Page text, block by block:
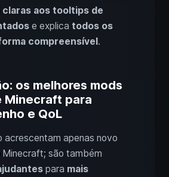
aos tooltips de
e explica todos os
compreensível.
os melhores mods
Minecraft para
e QoL
acrescentam apenas novo
são também
para mais